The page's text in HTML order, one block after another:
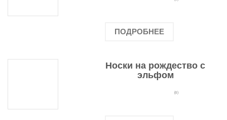
ПОДРОБНЕЕ
Носки на рождество с
эльфом
(0)